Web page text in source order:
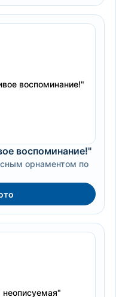
воспоминание!"
орнаментом по